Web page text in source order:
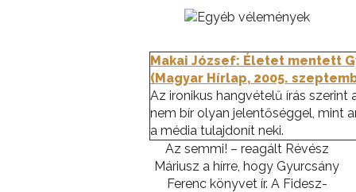
Makai József: Életet mentett
(Magyar Hírlap, 2005.
Az ironikus hangvételű írás szerint
nem bír olyan jelentőséggel, mint
a média tulajdonít neki.
Az semmi! – reagált Révész
Máriusz a hírre, hogy Gyurcsány
Ferenc könyvet ír. A Fidesz-